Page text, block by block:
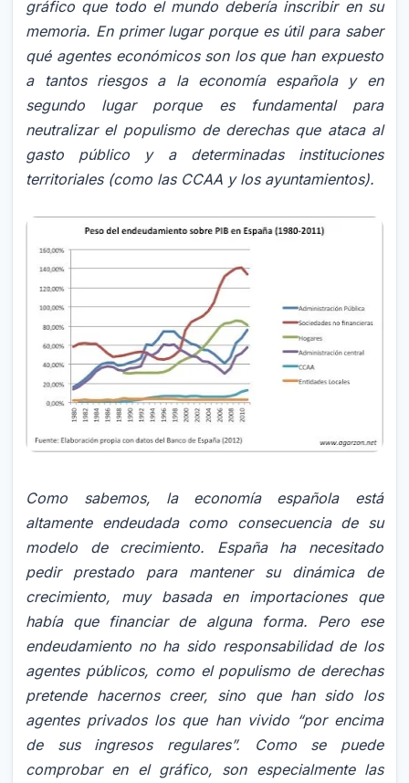
gráfico que todo el mundo debería inscribir en su
memoria. En primer lugar porque es útil para saber
qué agentes económicos son los que han expuesto
a tantos riesgos a la economía española y en
segundo lugar porque es fundamental para
neutralizar el populismo de derechas que ataca al
gasto público y a determinadas instituciones
territoriales (como las CCAA y los ayuntamientos).
Como sabemos, la economía española está
altamente endeudada como consecuencia de su
modelo de crecimiento. España ha necesitado
pedir prestado para mantener su dinámica de
crecimiento, muy basada en importaciones que
había que financiar de alguna forma. Pero ese
endeudamiento no ha sido responsabilidad de los
agentes públicos, como el populismo de derechas
pretende hacernos creer, sino que han sido los
agentes privados los que han vivido “por encima
de sus ingresos regulares”. Como se puede
comprobar en el gráfico, son especialmente las